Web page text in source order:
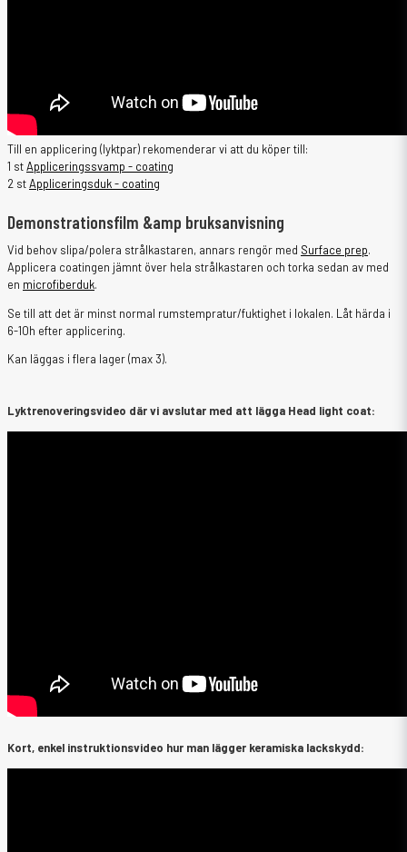
Till en applicering (lyktpar) rekomenderar vi att du köper till:
1 stAppliceringssvamp - coating
2 stAppliceringsduk - coating
Demonstrationsfilm &amp bruksanvisning
Vid behov slipa/polera strålkastaren, annars rengör med Surface prep.
Applicera coatingen jämnt över hela strålkastaren och torka sedan av med
en microfiberduk.
Se till att det är minst normal rumstempratur/fuktighet i lokalen. Låt härda i
6-10h efter applicering.
Kan läggas i flera lager (max 3).
Lyktrenoveringsvideo där vi avslutar med att lägga Head light coat:
Kort, enkel instruktionsvideo hur man lägger keramiska lackskydd: